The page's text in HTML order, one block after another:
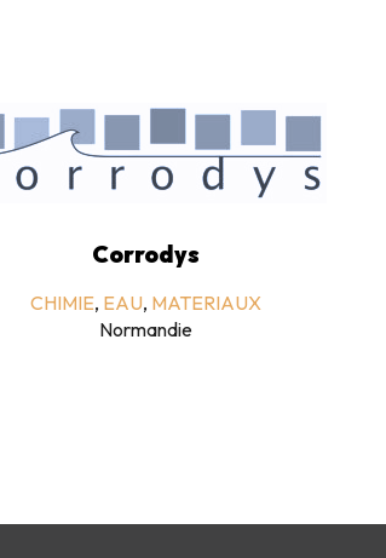
Corrodys
CHIMIE, EAU, MATERIAUX
Normandie